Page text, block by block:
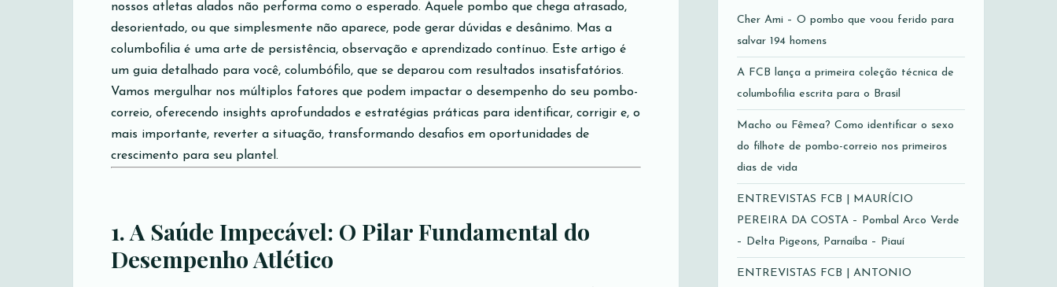
nossos atletas alados não performa como o esperado. Aquele pombo que chega atrasado,
desorientado, ou que simplesmente não aparece, pode gerar dúvidas e desânimo. Mas a
columbofilia é uma arte de persistência, observação e aprendizado contínuo. Este artigo é
um guia detalhado para você, columbófilo, que se deparou com resultados insatisfatórios.
Vamos mergulhar nos múltiplos fatores que podem impactar o desempenho do seu pombo-
correio, oferecendo insights aprofundados e estratégias práticas para identificar, corrigir e, o
mais importante, reverter a situação, transformando desafios em oportunidades de
crescimento para seu plantel.
1. A Saúde Impecável: O Pilar Fundamental do
Desempenho Atlético
Cher Ami – O pombo que voou ferido para
salvar 194 homens
A FCB lança a primeira coleção técnica de
columbofilia escrita para o Brasil
Macho ou Fêmea? Como identificar o sexo
do filhote de pombo-correio nos primeiros
dias de vida
ENTREVISTAS FCB | MAURÍCIO
PEREIRA DA COSTA – Pombal Arco Verde
– Delta Pigeons, Parnaíba – Piauí
ENTREVISTAS FCB | ANTONIO